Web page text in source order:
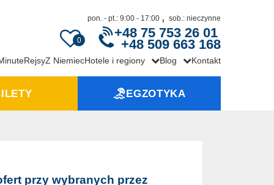
0
pon. - pt.: 9:00 - 17:00 , sob.: nieczynne
+48 75 753 26 01
+48 509 663 168
RejsyZ NiemiecHotele i regiony Blog Kontakt
EGZOTYKA
przy wybranych przez